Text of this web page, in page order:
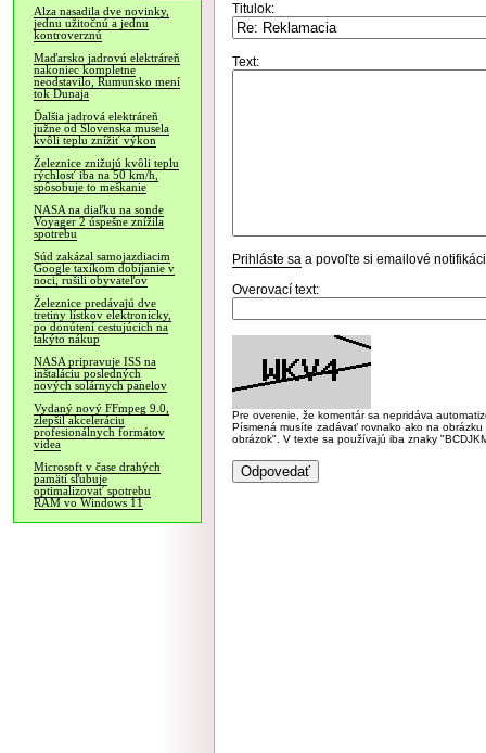
Alza nasadila dve novinky,
jednu užitočnú a jednu
kontroverznú
Maďarsko jadrovú elektráreň
nakoniec kompletne
neodstavilo, Rumunsko mení
tok Dunaja
Ďalšia jadrová elektráreň
južne od Slovenska musela
kvôli teplu znížiť výkon
Železnice znižujú kvôli teplu
rýchlosť iba na 50 km/h,
spôsobuje to meškanie
NASA na diaľku na sonde
Voyager 2 úspešne znížila
spotrebu
Súd zakázal samojazdiacim
Google taxíkom dobíjanie v
noci, rušili obyvateľov
Železnice predávajú dve
tretiny lístkov elektronicky,
po donútení cestujúcich na
takýto nákup
NASA pripravuje ISS na
inštaláciu posledných
nových solárnych panelov
Vydaný nový FFmpeg 9.0,
zlepšil akceleráciu
profesionálnych formátov
videa
Microsoft v čase drahých
pamätí sľubuje
optimalizovať spotrebu
RAM vo Windows 11
Titulok:
Text:
Prihláste sa a povoľte si emailové
Overovací text:
Pre overenie, že komentár sa nepridáva
Písmená musíte zadávať rovnako ako na
obrázok". V texte sa používajú iba znaky